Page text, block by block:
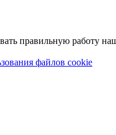
правильную работу
файлов cookie